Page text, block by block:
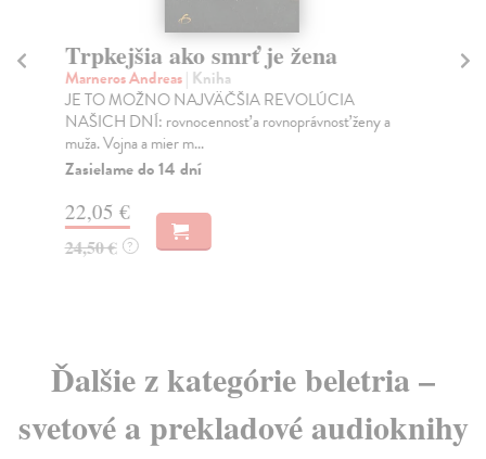
Trpkejšia ako smrť je žena
Marneros Andreas| Kniha
JE TO MOŽNO NAJVÄČŠIA REVOLÚCIA
NAŠICH DNÍ: rovnocennosť a rovnoprávnosť ženy a
muža. Vojna a mier m...
Zasielame do 14 dní
22,05 €
24,50 € ?
Ďalšie z kategórie beletria –
svetové a prekladové audioknihy